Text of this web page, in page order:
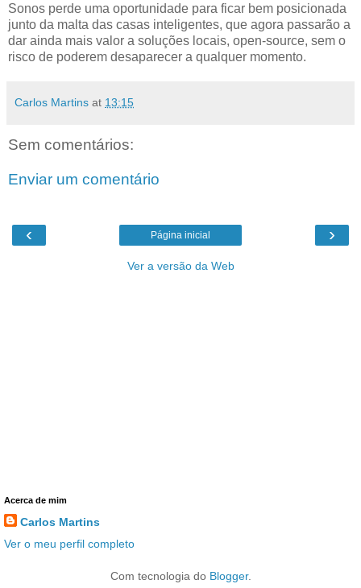
Sonos perde uma oportunidade para ficar bem posicionada
junto da malta das casas inteligentes, que agora passarão a
dar ainda mais valor a soluções locais, open-source, sem o
risco de poderem desaparecer a qualquer momento.
Carlos Martins at 13:15
Sem comentários:
Enviar um comentário
‹ ›
Página inicial
Ver a versão da Web
Acerca de mim
Carlos Martins
Ver o meu perfil completo
Com tecnologia do Blogger.